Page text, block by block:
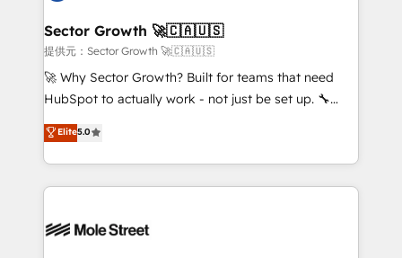
líder no ranking global de sucesso do cliente da
HubSpot.
and APAC. We are HubSpot's top-ranked Advanced
Implementation Certified Partner and we contribute
to their advisory council. We strive to do 'good work
with good people' and have worked with incredible
brands. You can see some of them on our website,
Sector Growth 🚀🇨🇦🇺🇸
提供元：Sector Growth 🚀🇨🇦🇺🇸
🚀 Why Sector Growth? Built for teams that need
HubSpot to actually work - not just be set up. 🔧
HubSpot Experts: Onboarding, migrations,
automation, and training built for adoption. ⚡ Highly
Technical Execution: ERP, EMR and Custom
Integrations; complex builds delivered in weeks, not
workflows; automation agents; process optimization
Elite5.0